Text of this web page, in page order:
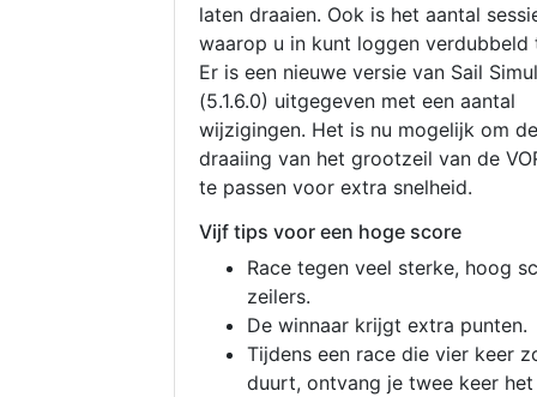
laten draaien. Ook is het aantal
waarop u in kunt loggen verdubbeld
Er is een nieuwe versie van Sail
(5.1.6.0) uitgegeven met een aantal
wijzigingen. Het is nu mogelijk om de
draaiing van het grootzeil van de
te passen voor extra snelheid.
Vijf tips voor een hoge score
Race tegen veel sterke, hoog
zeilers.
De winnaar krijgt extra punten.
Tijdens een race die vier keer
duurt, ontvang je twee keer